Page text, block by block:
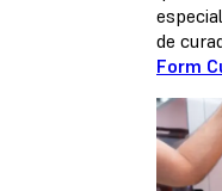
de
Form